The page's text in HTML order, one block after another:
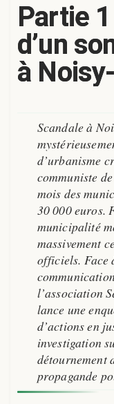
Partie
d’un
à
Scandale à
d’urbanisme
communiste
mois des
30 000 euros.
municipalité
massivement
officiels. Face
l’association
lance une
d’actions en
investigation
détournement
propagande